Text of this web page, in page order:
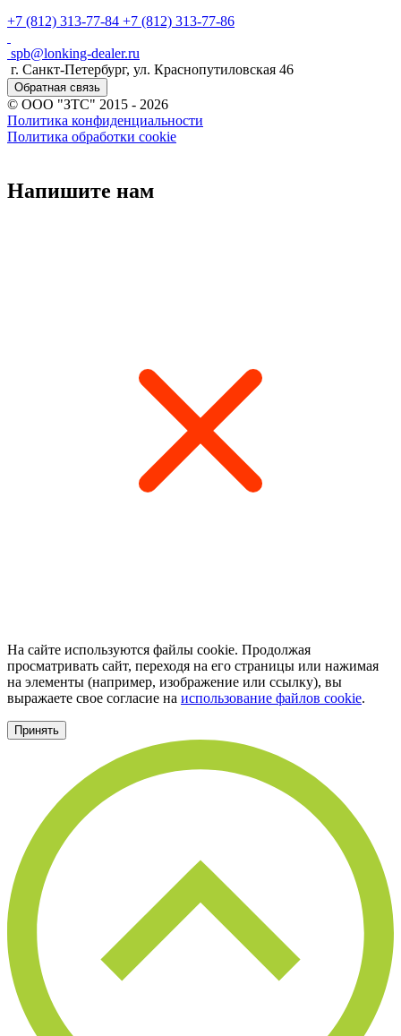
+7 (812) 313-77-84 +7 (812) 313-77-86
spb@lonking-dealer.ru
г. Санкт-Петербург, ул. Краснопутиловская 46
Обратная связь
© ООО "ЗТС" 2015 - 2026
Политика конфиденциальности
Политика обработки cookie
Напишите нам
На сайте используются файлы cookie. Продолжая
просматривать сайт, переходя на его страницы или нажимая
на элементы (например, изображение или ссылку), вы
выражаете свое согласие на использование файлов cookie.
Принять